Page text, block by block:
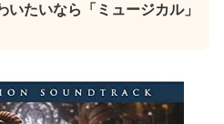
たいなら「ミュージカル」